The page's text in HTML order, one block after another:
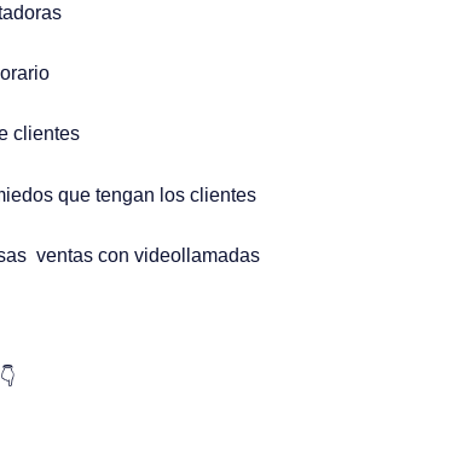
clientes
que tengan los clientes
ventas con videollamadas
👇